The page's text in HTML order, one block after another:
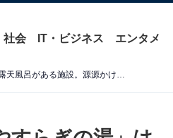
社会 IT・ビジネス エンタメ
【群馬県の人気日帰り温泉】「群馬温泉 やすらぎの湯」は四季を感じる露天風呂がある施設。源源かけ流しの湯口と豊富な湯量でリラックス